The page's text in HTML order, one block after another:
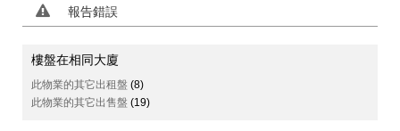
報告錯誤
樓盤在相同大廈
此物業的其它出租盤 (8)
此物業的其它出售盤 (19)